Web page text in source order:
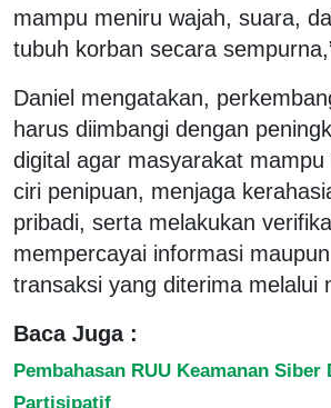
mampu meniru wajah, suara,
tubuh korban secara
Daniel mengatakan,
harus diimbangi dengan
digital agar masyarakat mampu
ciri penipuan, menjaga
pribadi, serta melakukan
mempercayai informasi
transaksi yang diterima melalui
Baca Juga :
Pembahasan RUU Keamanan
Partisipatif